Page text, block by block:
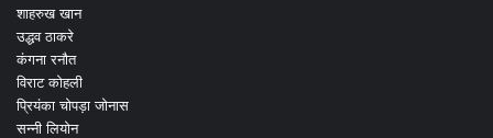
शाहरुख खान
उद्धव ठाकरे
कंगना रनौत
विराट कोहली
प्रियंका चोपड़ा जोनास
सन्नी लियोन